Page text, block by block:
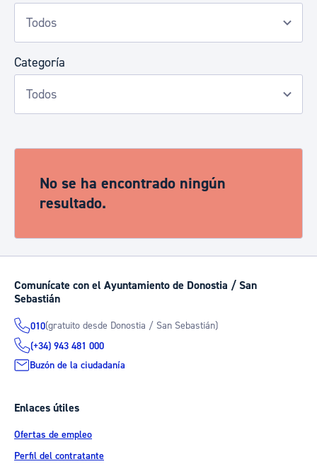
Categoría
No se ha encontrado ningún
resultado.
Comunícate con el Ayuntamiento de Donostia / San
Sebastián
010(gratuito desde Donostia / San Sebastián)
(+34) 943 481 000
Buzón de la ciudadanía
Enlaces útiles
Ofertas de empleo
Perfil del contratante